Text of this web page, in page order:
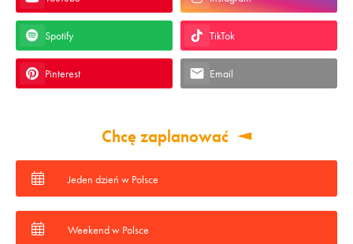
Spotify TikTok
Pinterest Email
Chcę zaplanować
Jeden dzień w Polsce
Weekend w Polsce